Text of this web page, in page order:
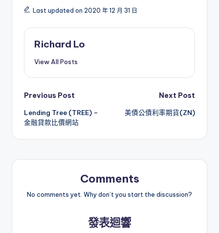
Last updated on 2020 年 12 月 31 日
Richard Lo
View All Posts
Post
navigation
Previous Post
Lending Tree (TREE) –
金融貸款比價網站
Next Post
美債公債利率期貨(ZN)
Comments
No comments yet. Why don’t you start the discussion?
發表迴響